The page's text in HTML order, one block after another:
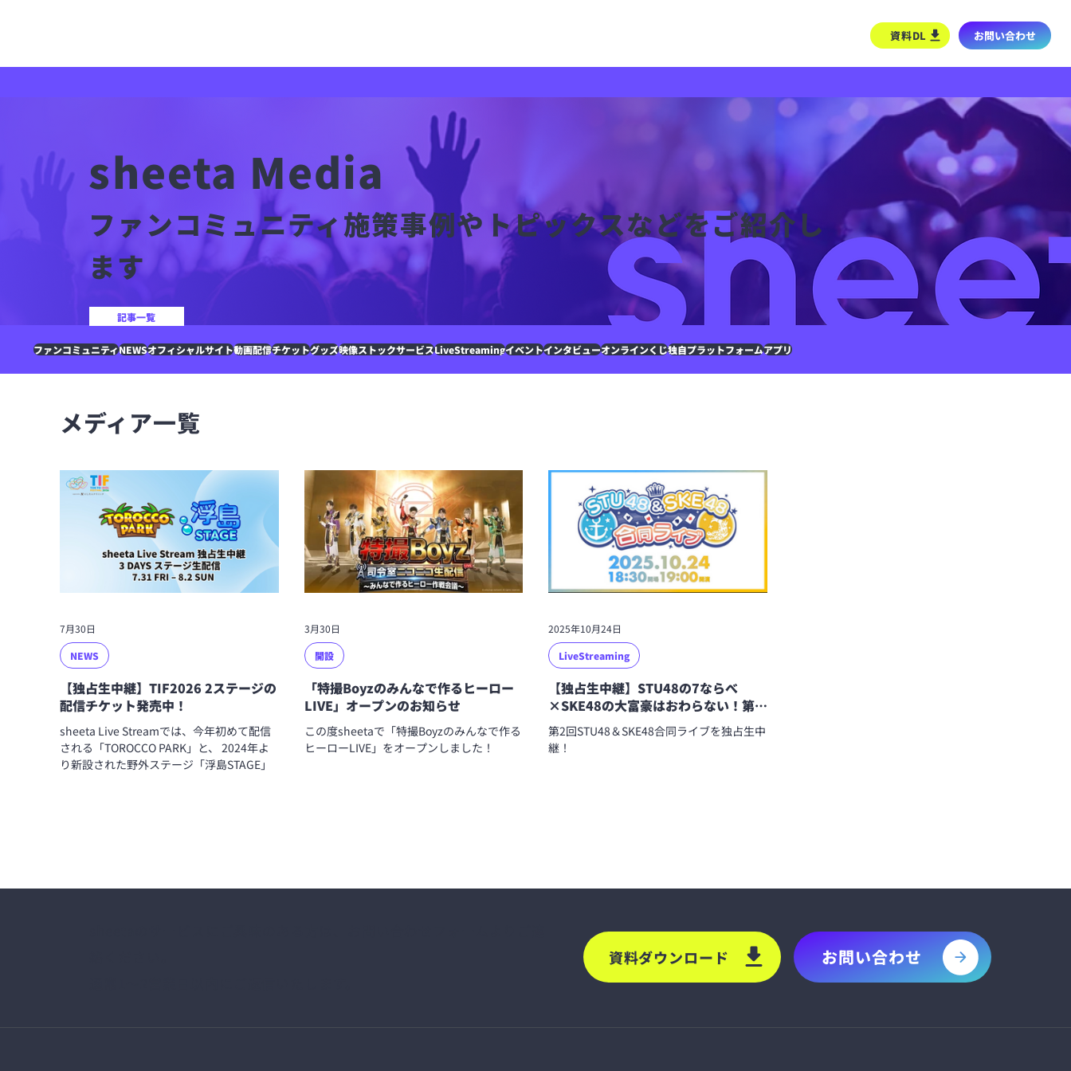
資料DL お問い合わせ
sheeta Media
ファンコミュニティ施策事例やトピックスなどをご紹介し
ます
記事一覧
ファンコミュニティNEWSオフィシャルサイト動画配信チケットグッズ映像ストックサービスLiveStreamingイベントインタビューオンラインくじ独自プラットフォームアプリ
メディア一覧
【独占生中継】TIF2026 2ステージの
配信チケット発売中！
sheeta Live Streamでは、今年初めて配信
される「TOROCCO PARK」と、 2024年よ
り新設された野外ステージ「浮島STAGE」
NEWS
7月30日
「特撮Boyzのみんなで作るヒーロー
LIVE」オープンのお知らせ
この度sheetaで「特撮Boyzのみんなで作る
ヒーローLIVE」をオープンしました！
開設
3月30日
【独占生中継】STU48の7ならべ
×SKE48の大富豪はおわらない！第2
回STU48＆SKE48合同ライブ
第2回STU48＆SKE48合同ライブを独占生中
継！
LiveStreaming
2025年10月24日
お問い合わせ
資料ダウンロード